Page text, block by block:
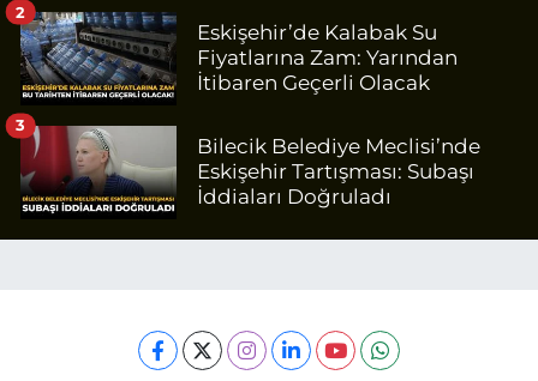
Eskişehir’de Kalabak Su
Fiyatlarına Zam: Yarından
İtibaren Geçerli Olacak
2
Bilecik Belediye Meclisi’nde
Eskişehir Tartışması: Subaşı
İddiaları Doğruladı
3